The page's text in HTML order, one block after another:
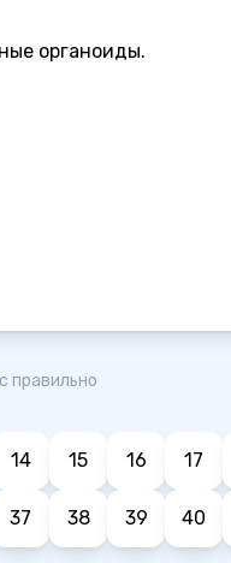
органоиды.
правильно
14 15 16 17
37 38 39 40